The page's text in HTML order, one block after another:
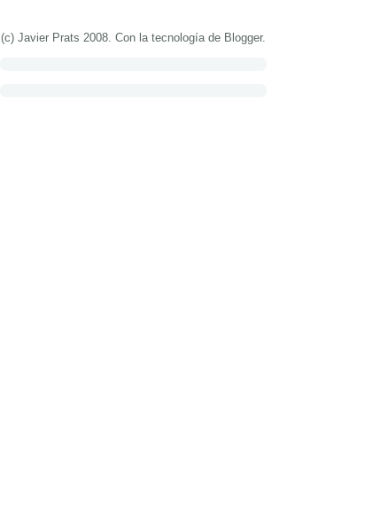
(c) Javier Prats 2008. Con la tecnología de Blogger.